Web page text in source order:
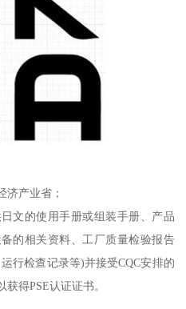
济产业省；
文的使用手册或组装手册、产品
的相关资料、工厂质量检验报告
行检查记录等)并接受CQC安排的
得PSE认证证书。